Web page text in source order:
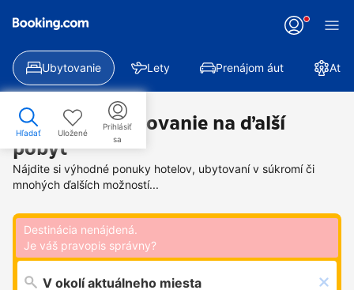
Ubytovanie Lety Prenájom áut
Hľadať Uložené
Prihlásiť
sa
Nájdite si ubytovanie na ďalší
pobyt
Nájdite si výhodné ponuky hotelov, ubytovaní v súkromí či
mnohých ďalších možností...
Destinácia nenájdená.
Je váš pravopis správny?